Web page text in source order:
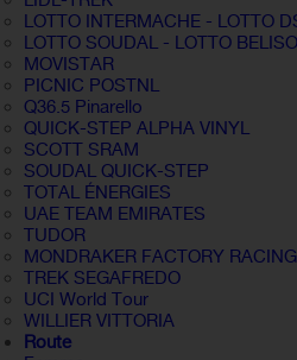
LOTTO INTERMACHE - LOTTO
LOTTO SOUDAL - LOTTO
MOVISTAR
PICNIC POSTNL
Q36.5 Pinarello
QUICK-STEP ALPHA VINYL
SCOTT SRAM
SOUDAL QUICK-STEP
TOTAL ÉNERGIES
UAE TEAM EMIRATES
TUDOR
MONDRAKER FACTORY
TREK SEGAFREDO
UCI World Tour
WILLIER VITTORIA
Route